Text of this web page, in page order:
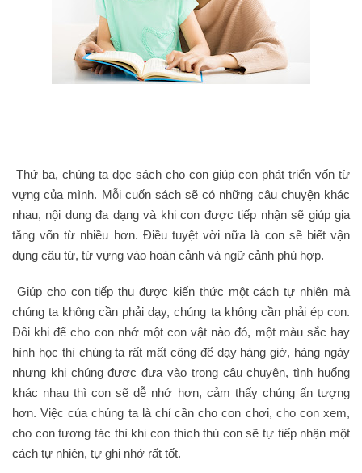
Thứ ba, chúng ta đọc sách cho con giúp con phát triển vốn từ
vựng của mình. Mỗi cuốn sách sẽ có những câu chuyện khác
nhau, nội dung đa dạng và khi con được tiếp nhận sẽ giúp gia
tăng vốn từ nhiều hơn. Điều tuyệt vời nữa là con sẽ biết vận
dụng câu từ, từ vựng vào hoàn cảnh và ngữ cảnh phù hợp.
Giúp cho con tiếp thu được kiến thức một cách tự nhiên mà
chúng ta không cần phải dạy, chúng ta không cần phải ép con.
Đôi khi để cho con nhớ một con vật nào đó, một màu sắc hay
hình học thì chúng ta rất mất công để dạy hàng giờ, hàng ngày
nhưng khi chúng được đưa vào trong câu chuyện, tình huống
khác nhau thì con sẽ dễ nhớ hơn, cảm thấy chúng ấn tượng
hơn. Việc của chúng ta là chỉ cần cho con chơi, cho con xem,
cho con tương tác thì khi con thích thú con sẽ tự tiếp nhận một
cách tự nhiên, tự ghi nhớ rất tốt.